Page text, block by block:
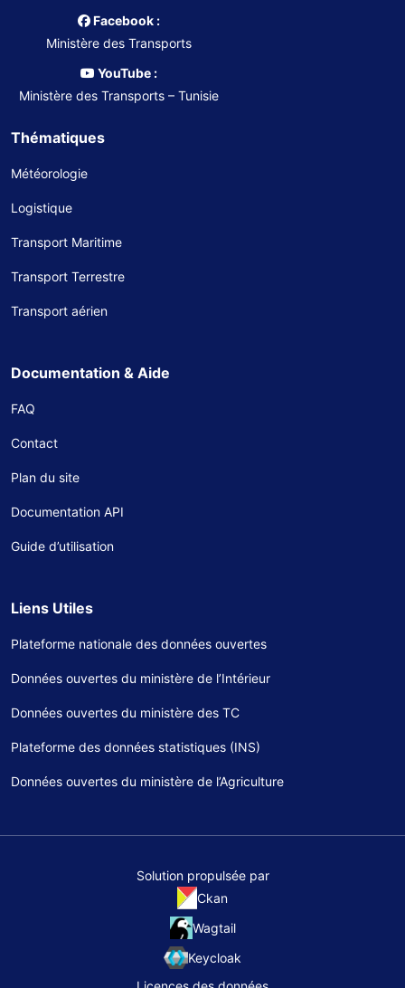
Facebook :
Ministère des Transports
YouTube :
Ministère des Transports – Tunisie
Thématiques
Météorologie
Logistique
Transport Maritime
Transport Terrestre
Transport aérien
Documentation & Aide
FAQ
Contact
Plan du site
Documentation API
Guide d’utilisation
Liens Utiles
Plateforme nationale des données ouvertes
Données ouvertes du ministère de l’Intérieur
Données ouvertes du ministère des TC
Plateforme des données statistiques (INS)
Données ouvertes du ministère de l’Agriculture
Solution propulsée par
Ckan
Wagtail
Keycloak